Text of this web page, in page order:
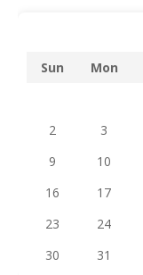
Sun Mon
2
3
9
10
16
17
23
24
30
31